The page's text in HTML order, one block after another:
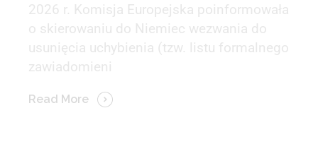
2026 r. Komisja Europejska poinformowała
o skierowaniu do Niemiec wezwania do
usunięcia uchybienia (tzw. listu formalnego
zawiadomieni
Read More